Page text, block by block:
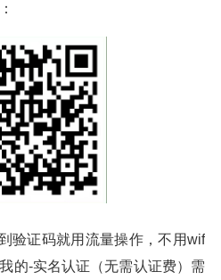
验证码就用流量操作，不用wif
的-实名认证（无需认证费）需